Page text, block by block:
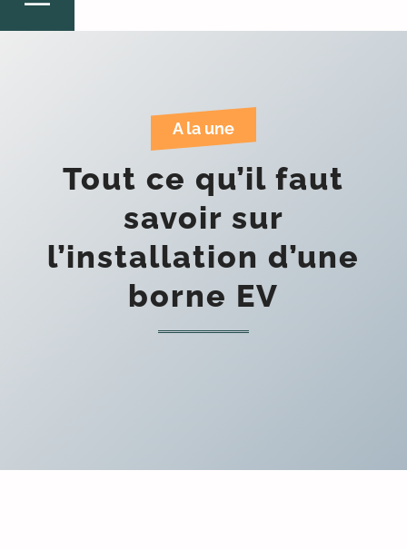
A la une
Tout ce qu’il faut
savoir sur
l’installation d’une
borne EV